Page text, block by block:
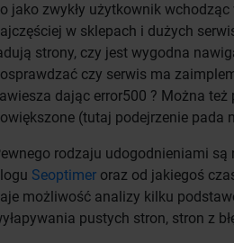
jako zwykły użytkownik
w sklepach i dużych
strony, czy jest wygodna
czy serwis ma
dając error500 ? Można
(tutaj podejrzenie pada
rodzaju udogodnieniami
Seoptimer oraz od jakiegoś
możliwość analizy kilku
pustych stron, stron z